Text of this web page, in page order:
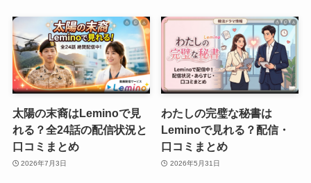
太陽の末裔はLeminoで見
れる？全24話の配信状況と
口コミまとめ
2026年7月3日
わたしの完璧な秘書は
Leminoで見れる？配信・
口コミまとめ
2026年5月31日